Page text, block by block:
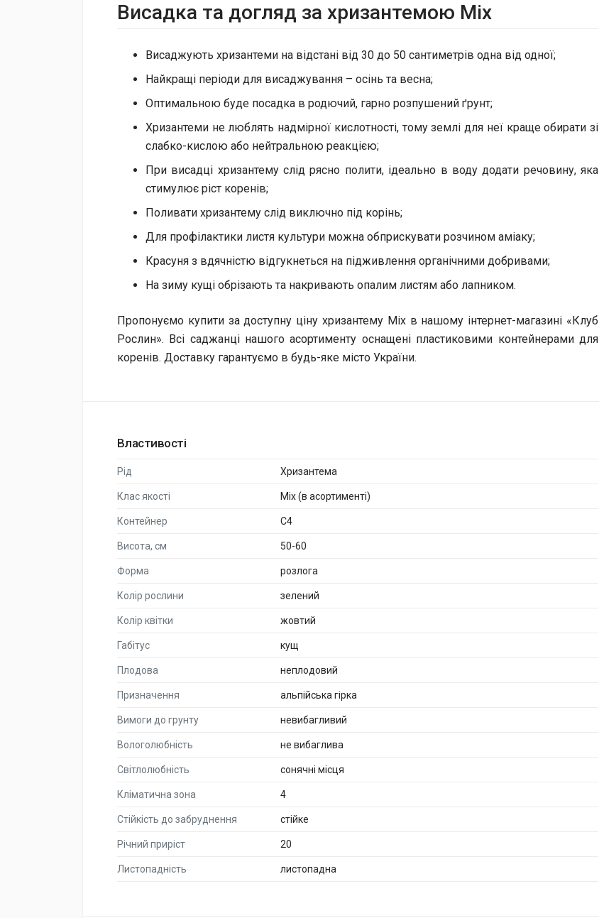
Висадка та догляд з​а хризантемою Mix
Висаджують хризантеми на відстані від 30 до 50 сантиметрів одна від одної;
Найкращі періоди для висаджування – осінь та весна;
Оптимальною буде посадка в родючий, гарно розпушений ґрунт;
Хризантеми не люблять надмірної кислотності, тому землі для неї краще обирати зі
слабко-кислою або нейтральною реакцією;
При висадці хризантему слід рясно полити, ідеально в воду додати речовину, яка
стимулює ріст коренів;
Поливати хризантему слід виключно під корінь;
Для профілактики листя культури можна обприскувати розчином аміаку;
Красуня з вдячністю відгукнеться на підживлення органічними добривами;
На зиму кущі обрізають та накривають опалим листям або лапником.
Пропонуємо купити за доступну ціну хризантему Mix в нашому інтернет-магазині «Клуб
Рослин». Всі саджанці нашого асортименту оснащені пластиковими контейнерами для
коренів. Доставку гарантуємо в будь-яке місто України.
Властивості
Рід Хризантема
Клас якості Mix (в асортименті)
Контейнер C4
Висота, см 50-60
Форма розлога
Колір рослини зелений
Колір квітки жовтий
Габітус кущ
Плодова неплодовий
Призначення альпійська гірка
Вимоги до грунту невибагливий
Вологолюбність не вибаглива
Світлолюбність сонячні місця
Кліматична зона 4
Стійкість до забруднення стійке
Річний приріст 20
Листопадність листопадна